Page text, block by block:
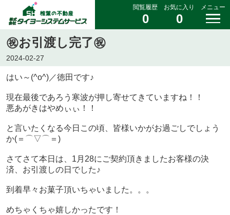
閲覧履歴
0
お気に入り
0
メニュー
㊗お引渡し完了㊗
2024-02-27
はい～(^o^)／徳田です♪
現在最後であろう寒波が押し寄せてきていますね！！
悪あがきはやめぃぃ！！
と言いたくなる今日この頃、皆様いかがお過ごしでしょう
か(＝⌒▽⌒＝)
さてさて本日は、1月28にご契約頂きましたお客様の決
済、お引渡しの日でした♪
到着早々お菓子頂いちゃいました。。。
めちゃくちゃ嬉しかったです！